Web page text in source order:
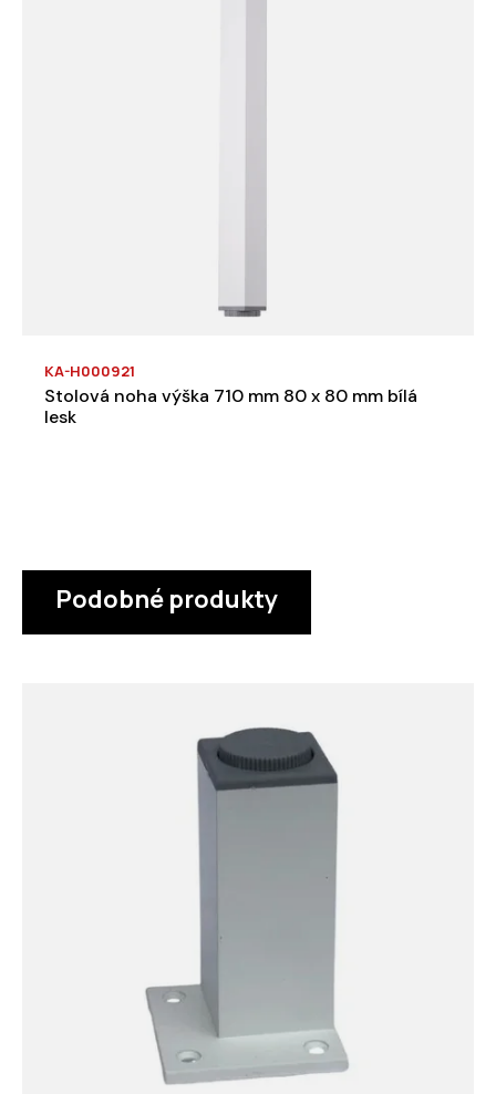
KA-H000921
Stolová noha výška 710 mm 80 x 80 mm bílá
lesk
Podobné produkty